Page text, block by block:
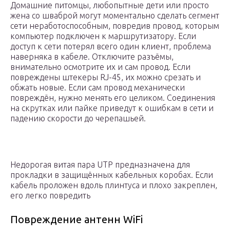
Домашние питомцы, любопытные дети или просто
жена со шваброй могут моментально сделать сегмент
сети неработоспособным, повредив провод, которым
компьютер подключен к маршрутизатору. Если
доступ к сети потерял всего один клиент, проблема
наверняка в кабеле. Отключите разъёмы,
внимательно осмотрите их и сам провод. Если
повреждены штекеры RJ-45, их можно срезать и
обжать новые. Если сам провод механически
повреждён, нужно менять его целиком. Соединения
на скрутках или пайке приведут к ошибкам в сети и
падению скорости до черепашьей.
Недорогая витая пара UTP предназначена для
прокладки в защищённых кабельных коробах. Если
кабель проложен вдоль плинтуса и плохо закреплен,
его легко повредить
Повреждение антенн WiFi